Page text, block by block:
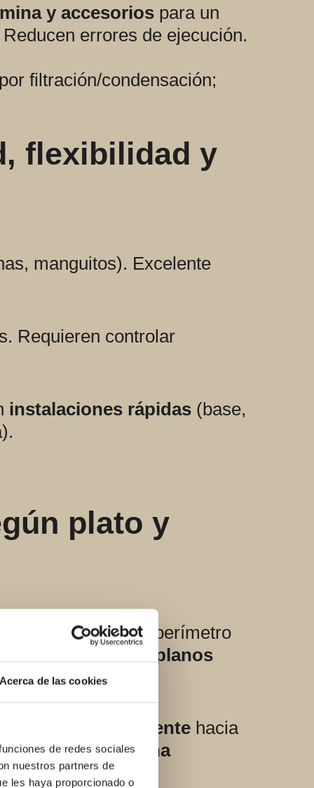
Acerca de las cookies
de redes sociales
nuestros partners de
les haya proporcionado o
y accesorios para un
errores de ejecución.
filtración/condensación;
flexibilidad y
manguitos). Excelente
Requieren controlar
instalaciones rápidas (base,
plato y
encuentros (perímetro
platos
extraplanos
pendiente hacia
. Loskits de ducha